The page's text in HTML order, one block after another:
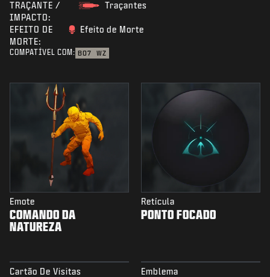
TRAÇANTE /
IMPACTO:
Traçantes
EFEITO DE
MORTE:
Efeito de Morte
COMPATÍVEL COM: BO7 WZ
Emote
COMANDO DA
NATUREZA
Retícula
PONTO FOCADO
Cartão De Visitas Emblema